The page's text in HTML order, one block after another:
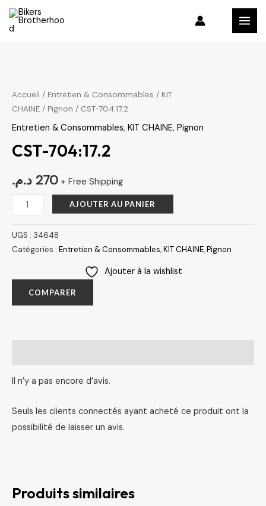
Aller
Accueil / Entretien & Consommables / KIT
CHAINE / Pignon / CST-704:17.2
Entretien & Consommables, KIT CHAINE, Pignon
CST-704:17.2
270 د.م. + Free Shipping
CST-
704:17.2
AJOUTER AU PANIER
UGS : 34648
Catégories : Entretien & Consommables,KIT CHAINE,Pignon
Ajouter à la wishlist
COMPARER
Il n’y a pas encore d’avis.
Seuls les clients connectés ayant acheté ce produit ont la
possibilité de laisser un avis.
Produits similaires